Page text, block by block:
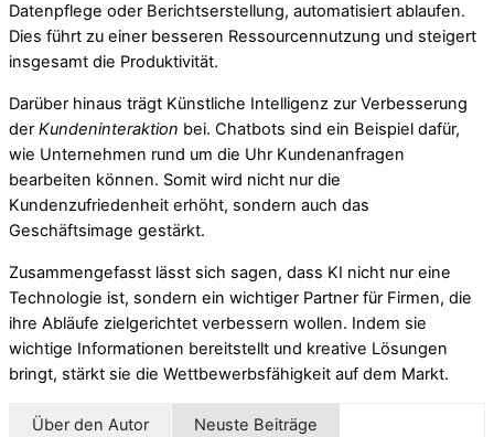
Datenpflege oder Berichtserstellung, automatisiert ablaufen.
Dies führt zu einer besseren Ressourcennutzung und steigert
insgesamt die Produktivität.
Darüber hinaus trägt Künstliche Intelligenz zur Verbesserung
der Kundeninteraktion bei. Chatbots sind ein Beispiel dafür,
wie Unternehmen rund um die Uhr Kundenanfragen
bearbeiten können. Somit wird nicht nur die
Kundenzufriedenheit erhöht, sondern auch das
Geschäftsimage gestärkt.
Zusammengefasst lässt sich sagen, dass KI nicht nur eine
Technologie ist, sondern ein wichtiger Partner für Firmen, die
ihre Abläufe zielgerichtet verbessern wollen. Indem sie
wichtige Informationen bereitstellt und kreative Lösungen
bringt, stärkt sie die Wettbewerbsfähigkeit auf dem Markt.
Über den Autor Neuste Beiträge